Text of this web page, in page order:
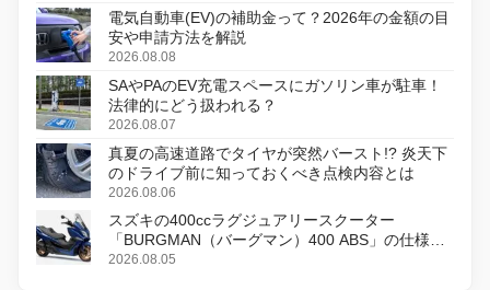
電気自動車(EV)の補助金って？2026年の金額の目
安や申請方法を解説
2026.08.08
SAやPAのEV充電スペースにガソリン車が駐車！
法律的にどう扱われる？
2026.08.07
真夏の高速道路でタイヤが突然バースト!? 炎天下
のドライブ前に知っておくべき点検内容とは
2026.08.06
スズキの400ccラグジュアリースクーター
「BURGMAN（バーグマン）400 ABS」の仕様を
変更し、8月18日に発売
2026.08.05